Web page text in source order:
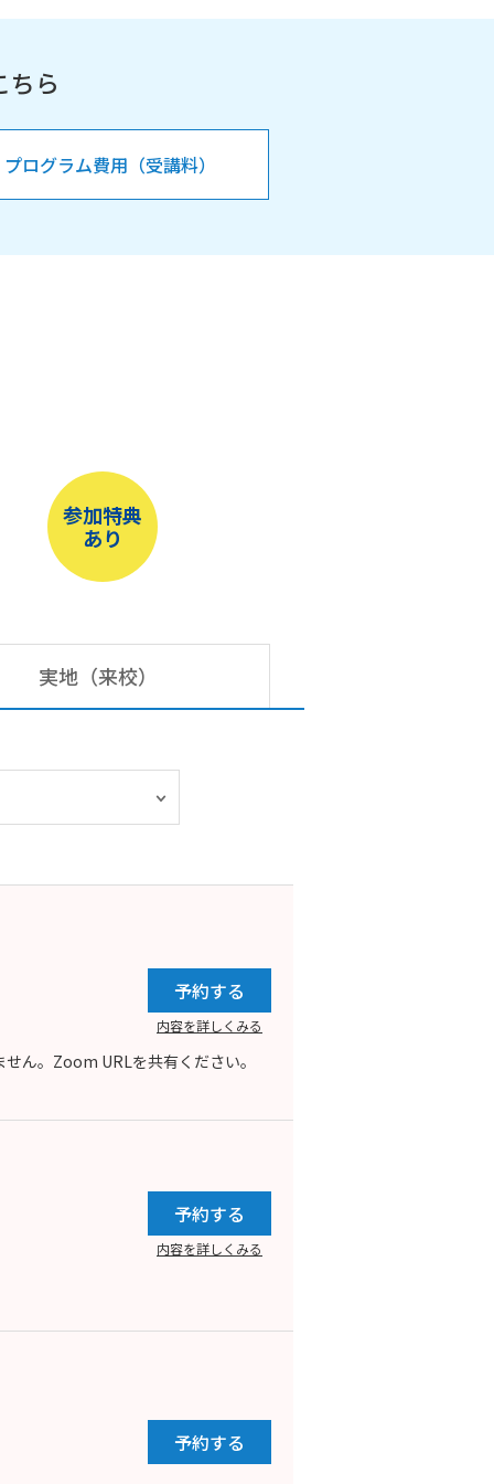
ちら
プログラム費用（受講料）
参加特典
あり
実地（来校）
ん。Zoom URLを共有ください。
予約する
内容を詳しくみる
予約する
内容を詳しくみる
予約する